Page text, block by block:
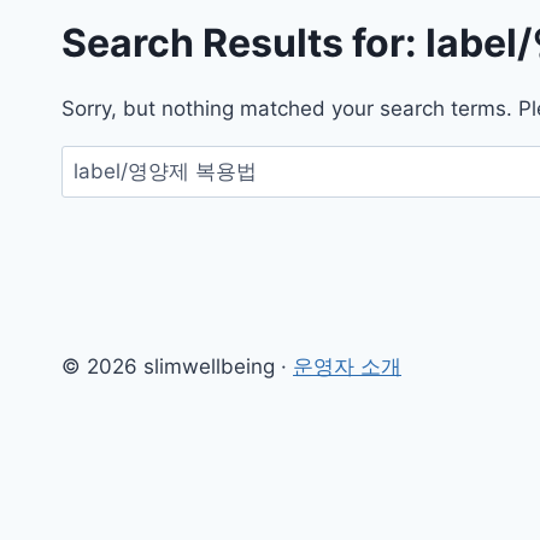
Search Results for: label/
Sorry, but nothing matched your search terms.
검
색:
© 2026 slimwellbeing · 운영자 소개